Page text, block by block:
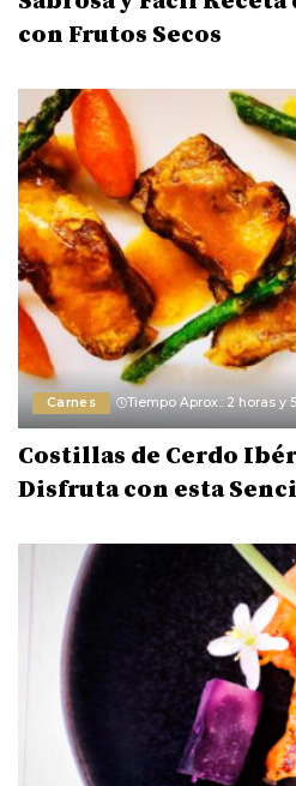
con Frutos Secos
Carnes Tiempo Aprox.: 2 horas y
Costillas de Cerdo
Disfruta con esta